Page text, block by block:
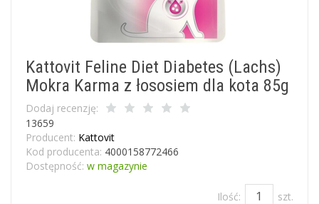
Kattovit Feline Diet Diabetes (Lachs)
Mokra Karma z łososiem dla kota 85g
Dodaj recenzję:
13659
Producent: Kattovit
Kod producenta: 4000158772466
Dostępność: w magazynie
Ilość: szt.